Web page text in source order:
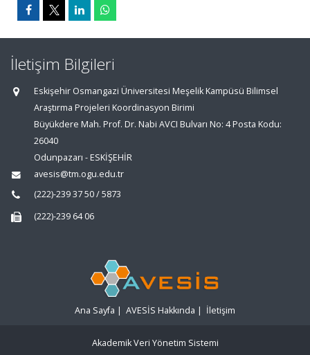
İletişim Bilgileri
Eskişehir Osmangazi Üniversitesi Meşelik Kampüsü Bilimsel
Araştırma Projeleri Koordinasyon Birimi
Büyükdere Mah. Prof. Dr. Nabi AVCI Bulvarı No: 4 Posta Kodu:
26040
Odunpazarı - ESKİŞEHİR
avesis@tm.ogu.edu.tr
(222)-239 37 50 / 5873
(222)-239 64 06
Ana Sayfa | AVESİS Hakkında | İletişim
Akademik Veri Yönetim Sistemi